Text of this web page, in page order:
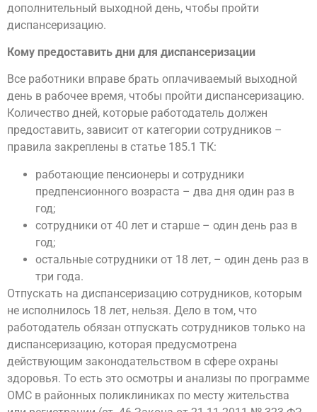
дополнительный выходной день, чтобы пройти
диспансеризацию.
Кому предоставить дни для диспансеризации
Все работники вправе брать оплачиваемый выходной
день в рабочее время, чтобы пройти диспансеризацию.
Количество дней, которые работодатель должен
предоставить, зависит от категории сотрудников –
правила закреплены в статье 185.1 ТК:
работающие пенсионеры и сотрудники
предпенсионного возраста – два дня один раз в
год;
сотрудники от 40 лет и старше – один день раз в
год;
остальные сотрудники от 18 лет, – один день раз в
три года.
Отпускать на диспансеризацию сотрудников, которым
не исполнилось 18 лет, нельзя. Дело в том, что
работодатель обязан отпускать сотрудников только на
диспансеризацию, которая предусмотрена
действующим законодательством в сфере охраны
здоровья. То есть это осмотры и анализы по программе
ОМС в районных поликлиниках по месту жительства